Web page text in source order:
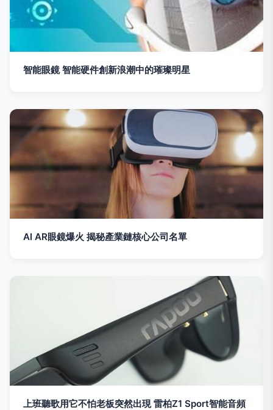
智能眼鏡 智能硬件創新浪潮中的璀璨明星
AI AR眼鏡爆火 揭秘產業鏈核心公司名單
上班聽歌用它不怕老板突然出現 雷柏Z1 Sport智能音頻